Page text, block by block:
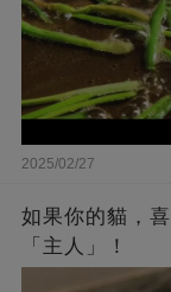
2025/02/27
如果你的貓，
「主人」！